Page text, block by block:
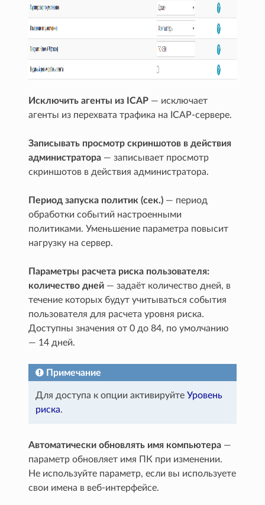
Исключить агенты из ICAP — исключает
агенты из перехвата трафика на ICAP-сервере.
Записывать просмотр скриншотов в действия
администратора — записывает просмотр
скриншотов в действия администратора.
Период запуска политик (сек.) — период
обработки событий настроенными
политиками. Уменьшение параметра повысит
нагрузку на сервер.
Параметры расчета риска пользователя:
количество дней — задаёт количество дней, в
течение которых будут учитываться события
пользователя для расчета уровня риска.
Доступны значения от 0 до 84, по умолчанию
— 14 дней.
Примечание
Для доступа к опции активируйтеУровень
риска.
Автоматически обновлять имя компьютера —
параметр обновляет имя ПК при изменении.
Не используйте параметр, если вы используете
свои имена в веб-интерфейсе.